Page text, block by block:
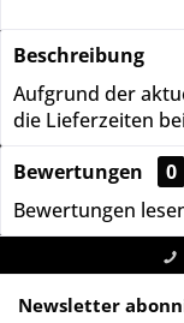
Beschreibung
Aufgrund der
die Lieferzeiten
Bewertungen
0
Bewertungen
Newsletter